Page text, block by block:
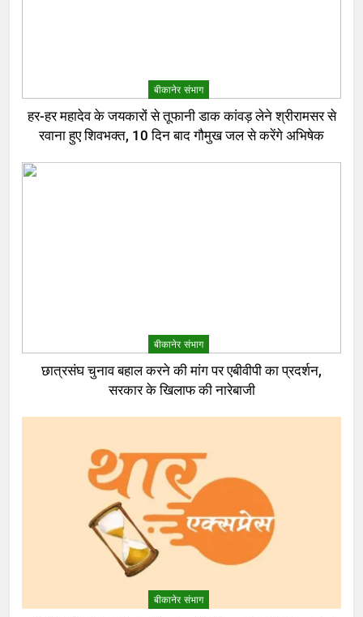
बीकानेर संभाग
हर-हर महादेव के जयकारों से तूफानी डाक कांवड़ लेने श्रीरामसर से
रवाना हुए शिवभक्त, 10 दिन बाद गौमुख जल से करेंगे अभिषेक
बीकानेर संभाग
छात्रसंघ चुनाव बहाल करने की मांग पर एबीवीपी का प्रदर्शन,
सरकार के खिलाफ की नारेबाजी
बीकानेर संभाग